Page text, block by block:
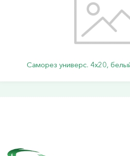
Саморез универс. 4х20,